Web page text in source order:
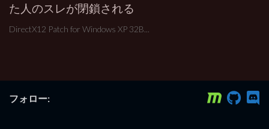
た人のスレが閉鎖される
DirectX12 Patch for Windows XP 32B...
フォロー: